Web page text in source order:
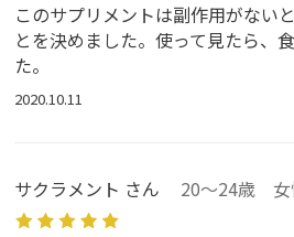
このサプリメントは副作用がない
とを決めました。使って見たら、
た。
2020.10.11
サクラメント さん 20～24歳 女